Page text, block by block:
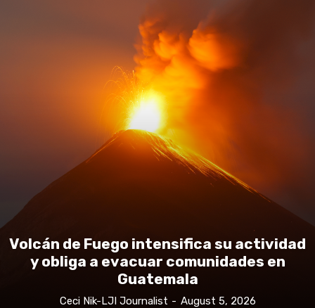
Volcán de Fuego intensifica su actividad
y obliga a evacuar comunidades en
Guatemala
Ceci Nik-LJI Journalist - August 5, 2026